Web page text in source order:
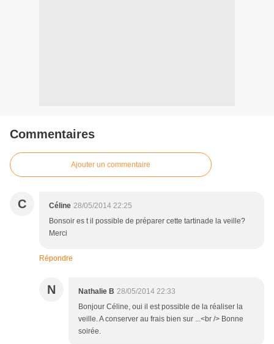
Commentaires
Ajouter un commentaire
C Céline 28/05/2014 22:25
Bonsoir es t il possible de préparer cette tartinade la veille?
Merci
Répondre
N Nathalie B 28/05/2014 22:33
Bonjour Céline, oui il est possible de la réaliser la
veille. A conserver au frais bien sur ...<br /> Bonne
soirée.